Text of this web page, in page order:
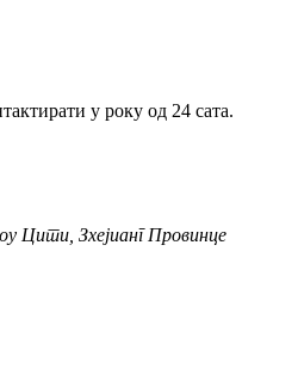
у року од 24 сата.
Цити, Зхејианг Провинце